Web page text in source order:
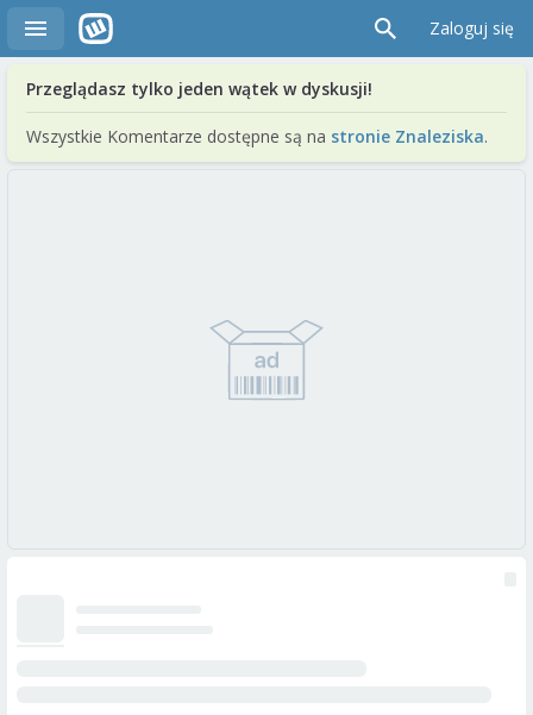
Zaloguj się
Przeglądasz tylko jeden wątek w dyskusji!
Wszystkie Komentarze dostępne są na stronie Znaleziska.